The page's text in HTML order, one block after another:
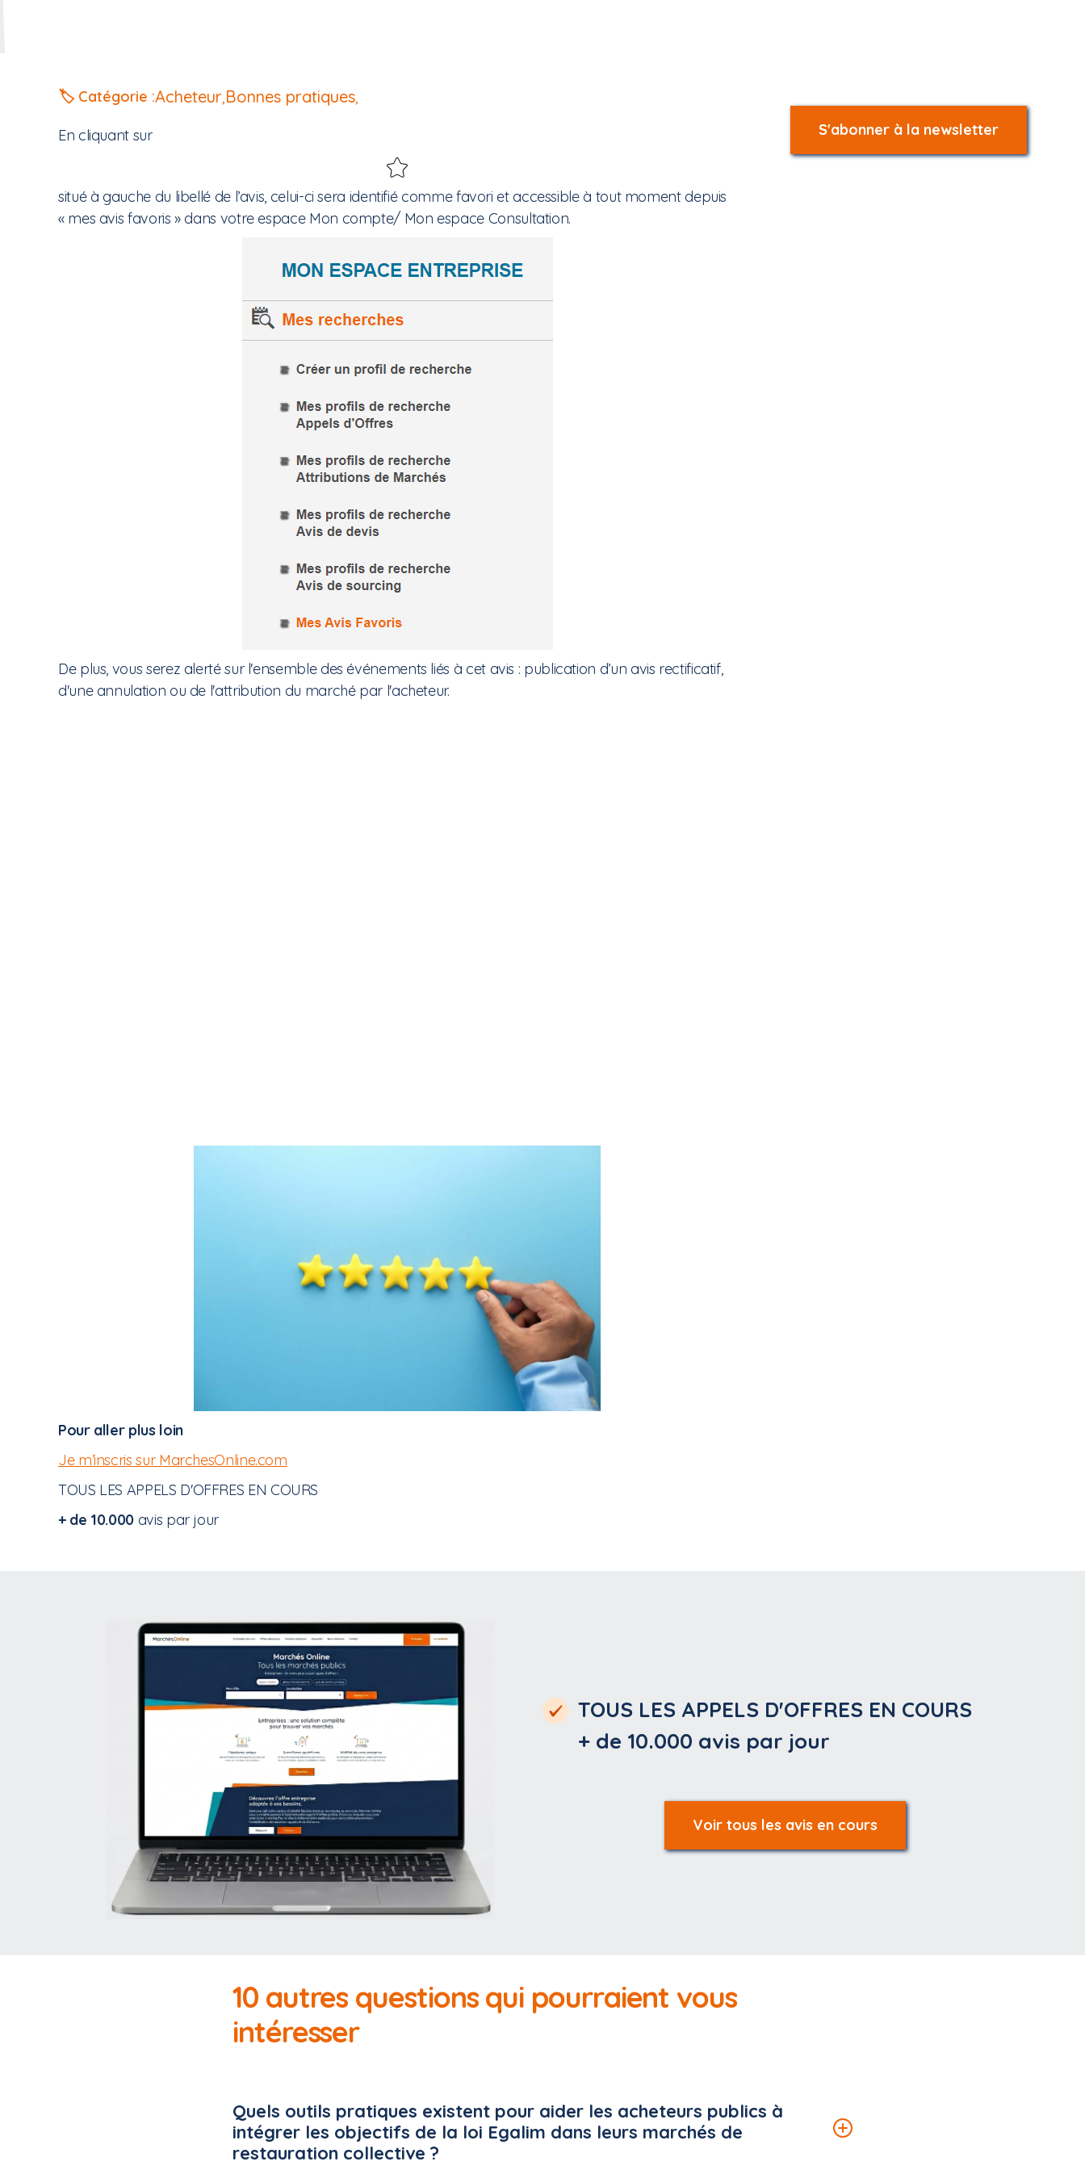
🏷️ Catégorie :Acheteur,Bonnes pratiques,
En cliquant sur
situé à gauche du libellé de l’avis, celui-ci sera identifié comme favori et accessible à tout moment depuis
« mes avis favoris » dans votre espace Mon compte/ Mon espace Consultation.
De plus, vous serez alerté sur l'ensemble des événements liés à cet avis : publication d’un avis rectificatif,
d'une annulation ou de l'attribution du marché par l'acheteur.
Pour aller plus loin
Je m’inscris sur MarchesOnline.com
TOUS LES APPELS D'OFFRES EN COURS
+ de 10.000 avis par jour
S'abonner à la newsletter
TOUS LES APPELS D'OFFRES EN COURS
+ de 10.000 avis par jour
Voir tous les avis en cours
10 autres questions qui pourraient vous
intéresser
Quels outils pratiques existent pour aider les acheteurs publics à
intégrer les objectifs de la loi Egalim dans leurs marchés de
restauration collective ?